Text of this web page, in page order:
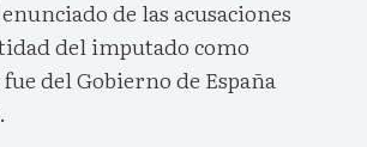
de las acusaciones
del imputado como
del Gobierno de España